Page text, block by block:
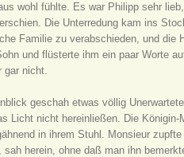
wohl fühlte. Es war Philipp sehr
Die Unterredung kam ins
Familie zu verabschieden, und die
und flüsterte ihm ein paar Worte
gar nicht.
geschah etwas völlig
Licht nicht hereinließen. Die
in ihrem Stuhl. Monsieur
sah herein, ohne daß man ihn